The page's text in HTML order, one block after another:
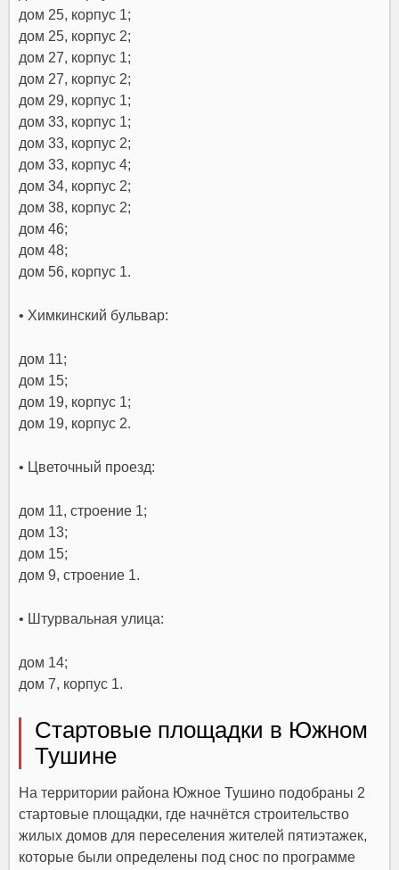
дом 25, корпус 1;
дом 25, корпус 2;
дом 27, корпус 1;
дом 27, корпус 2;
дом 29, корпус 1;
дом 33, корпус 1;
дом 33, корпус 2;
дом 33, корпус 4;
дом 34, корпус 2;
дом 38, корпус 2;
дом 46;
дом 48;
дом 56, корпус 1.
• Химкинский бульвар:
дом 11;
дом 15;
дом 19, корпус 1;
дом 19, корпус 2.
• Цветочный проезд:
дом 11, строение 1;
дом 13;
дом 15;
дом 9, строение 1.
• Штурвальная улица:
дом 14;
дом 7, корпус 1.
Стартовые площадки в Южном
Тушине
На территории района Южное Тушино подобраны 2
стартовые площадки, где начнётся строительство
жилых домов для переселения жителей пятиэтажек,
которые были определены под снос по программе